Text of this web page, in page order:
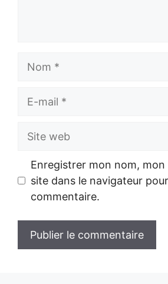
Site
Enregistrer mon nom,
site dans le navigateur
commentaire.